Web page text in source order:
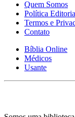
Quem Somos
Política
Termos e
Contato
Bíblia Online
Médicos
Usante